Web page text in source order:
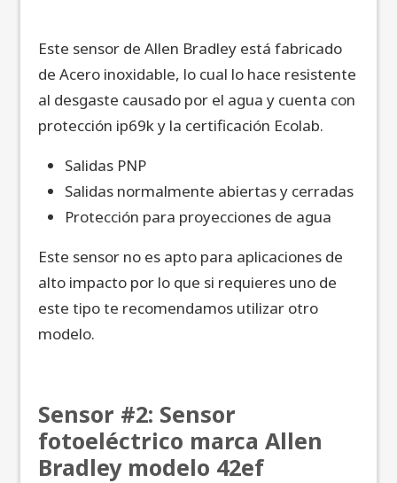
Este sensor de Allen Bradley está fabricado
de Acero inoxidable, lo cual lo hace resistente
al desgaste causado por el agua y cuenta con
protección ip69k y la certificación Ecolab.
Salidas PNP
Salidas normalmente abiertas y cerradas
Protección para proyecciones de agua
Este sensor no es apto para aplicaciones de
alto impacto por lo que si requieres uno de
este tipo te recomendamos utilizar otro
modelo.
Sensor #2: Sensor
fotoeléctrico marca Allen
Bradley modelo 42ef